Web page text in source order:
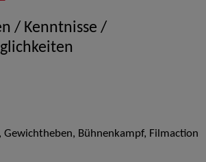
/ Kenntnisse /
Gewichtheben, Bühnenkampf, Filmaction